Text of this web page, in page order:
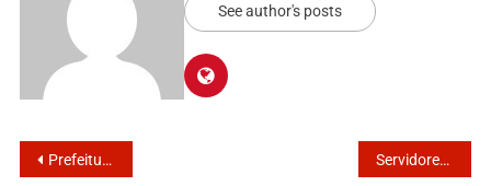
See author's posts
Prefeitura receber pauta de reivindicação 2018 Servidores conquistam 9,24% de reajuste salarial